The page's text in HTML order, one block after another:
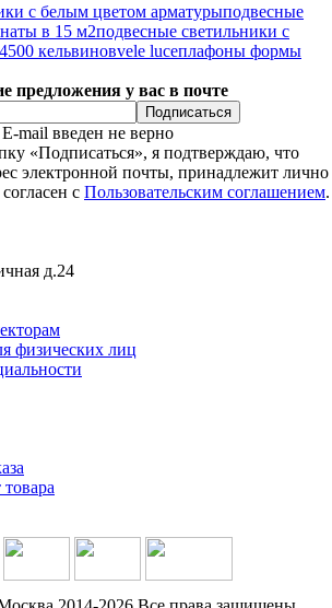
с белым цветом арматурыподвесные
в 15 м2подвесные светильники с
кельвиновvele luceплафоны формы
предложения у вас в почте
E-mail введен не верно
«Подписаться», я подтверждаю, что
электронной почты, принадлежит лично
с Пользовательским соглашением.
д.24
физических лиц